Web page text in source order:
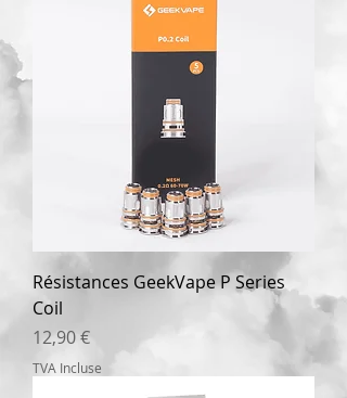
Résistances GeekVape P Series
Coil
Prix
12,90 €
TVA Incluse